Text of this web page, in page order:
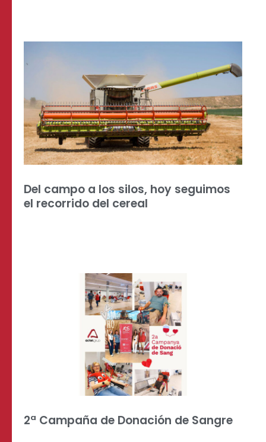
Del campo a los silos, hoy seguimos
el recorrido del cereal
2ª Campaña de Donación de Sangre